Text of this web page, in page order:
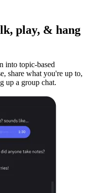
play, & hang
into topic-based
share what you're up to,
up a group chat.